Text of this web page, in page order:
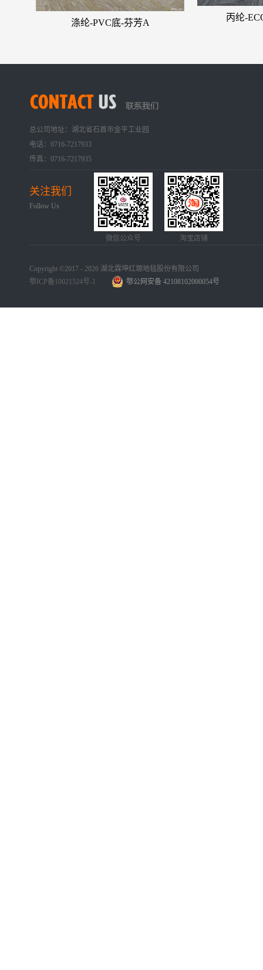
涤纶-PVC底-芬芳A 丙纶-
Copyright ©2017 - 2026 湖北霖坤红塬地毯股份有限公司
鄂ICP备10021524号-1
总公司地址：湖北省石首市金平工业园
电话：0716-7217933
传真：0716-7217935
鄂公网安备 42108102000054号
关注我们
Follow Us
微信公众号 淘宝店铺